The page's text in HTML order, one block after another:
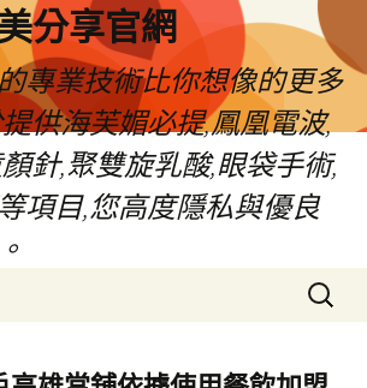
分享官網
專業技術比你想像的更多
供海芙媚必提,鳳凰電波,
針,聚雙旋乳酸,眼袋手術,
項目,您高度隱私與優良
搜
尋
鍵